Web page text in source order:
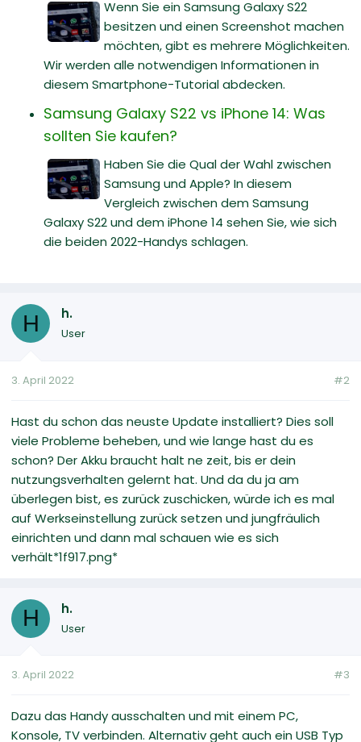
Wenn Sie ein Samsung Galaxy S22
besitzen und einen Screenshot machen
möchten, gibt es mehrere Möglichkeiten.
Wir werden alle notwendigen Informationen in
diesem Smartphone-Tutorial abdecken.
Samsung Galaxy S22 vs iPhone 14: Was
sollten Sie kaufen?
Haben Sie die Qual der Wahl zwischen
Samsung und Apple? In diesem
Vergleich zwischen dem Samsung
Galaxy S22 und dem iPhone 14 sehen Sie, wie sich
die beiden 2022-Handys schlagen.
H h.
User
3. April 2022 #2
Hast du schon das neuste Update installiert? Dies soll
viele Probleme beheben, und wie lange hast du es
schon? Der Akku braucht halt ne zeit, bis er dein
nutzungsverhalten gelernt hat. Und da du ja am
überlegen bist, es zurück zuschicken, würde ich es mal
auf Werkseinstellung zurück setzen und jungfräulich
einrichten und dann mal schauen wie es sich
verhält*1f917.png*
H h.
User
3. April 2022 #3
Dazu das Handy ausschalten und mit einem PC,
Konsole, TV verbinden. Alternativ geht auch ein USB Typ